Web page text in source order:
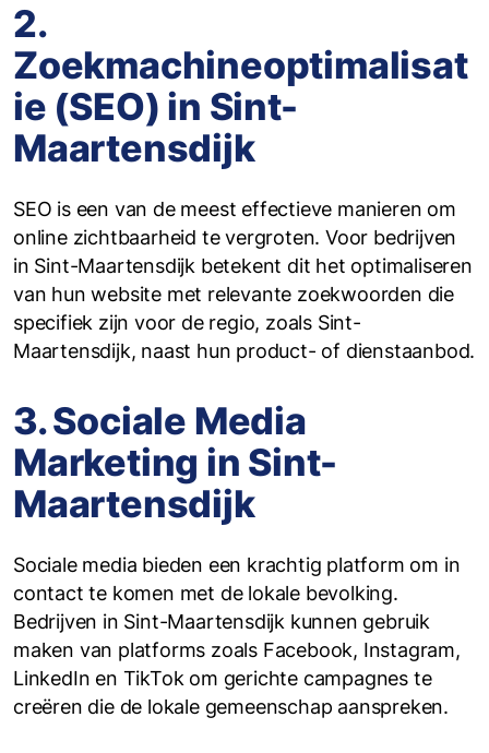
2.
Zoekmachineoptimalisat
ie (SEO) in Sint-
Maartensdijk
SEO is een van de meest effectieve manieren om
online zichtbaarheid te vergroten. Voor bedrijven
in Sint-Maartensdijk betekent dit het optimaliseren
van hun website met relevante zoekwoorden die
specifiek zijn voor de regio, zoals Sint-
Maartensdijk, naast hun product- of dienstaanbod.
3. Sociale Media
Marketing in Sint-
Maartensdijk
Sociale media bieden een krachtig platform om in
contact te komen met de lokale bevolking.
Bedrijven in Sint-Maartensdijk kunnen gebruik
maken van platforms zoals Facebook, Instagram,
LinkedIn en TikTok om gerichte campagnes te
creëren die de lokale gemeenschap aanspreken.